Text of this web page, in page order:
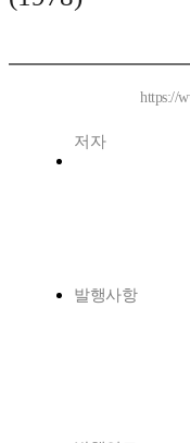
https://
저자
발행사항